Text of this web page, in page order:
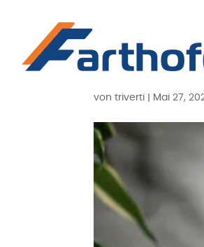
Steve
vontriverti Mai 27,